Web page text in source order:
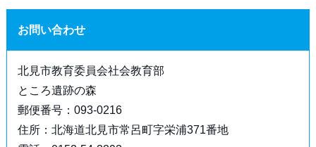
お問い合わせ
北見市教育委員会社会教育部
ところ遺跡の森
郵便番号：093-0216
住所：北海道北見市常呂町字栄浦371番地